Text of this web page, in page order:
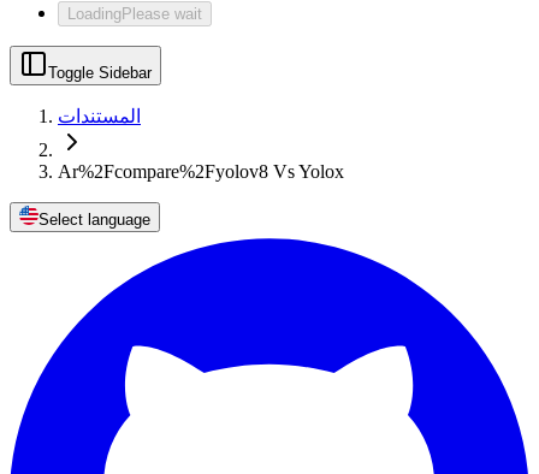
LoadingPlease wait
Toggle Sidebar
المستندات
Ar%2Fcompare%2Fyolov8 Vs Yolox
Select language